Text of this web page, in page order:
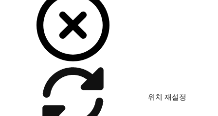
위치 재설정